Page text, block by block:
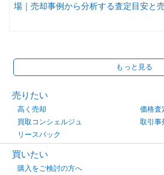
場｜売却事例から分析する査定目安と
もっと見る
売りたい
高く売却
価格査
買取コンシェルジュ
取引事
リースバック
買いたい
購入をご検討の方へ